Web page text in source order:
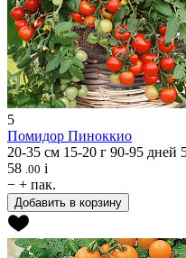
5
Помидор Пиноккио
20-35 см 15-20 г 90-95 дней
58 .00 i
− + пак.
Добавить в корзину